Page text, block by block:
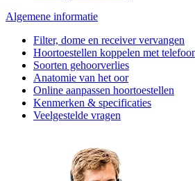
Algemene informatie
Filter, dome en receiver vervangen
Hoortoestellen koppelen met
Soorten gehoorverlies
Anatomie van het oor
Online aanpassen hoortoestellen
Kenmerken & specificaties
Veelgestelde vragen